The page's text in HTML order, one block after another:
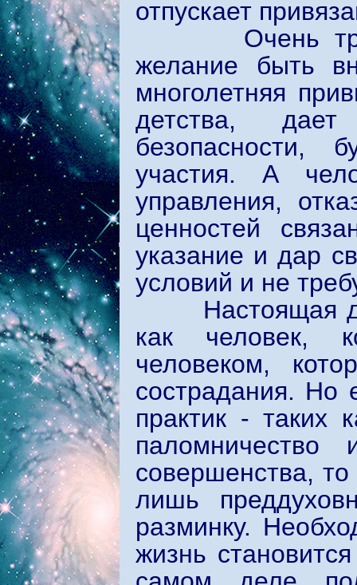
отпускает
Очень
желание быть
многолетняя
детства,
безопасности,
участия. А
управления,
ценностей
указание и дар
условий и не
Настоящая
как человек,
человеком,
сострадания. Но
практик - таких
паломничество
совершенства,
лишь
разминку.
жизнь